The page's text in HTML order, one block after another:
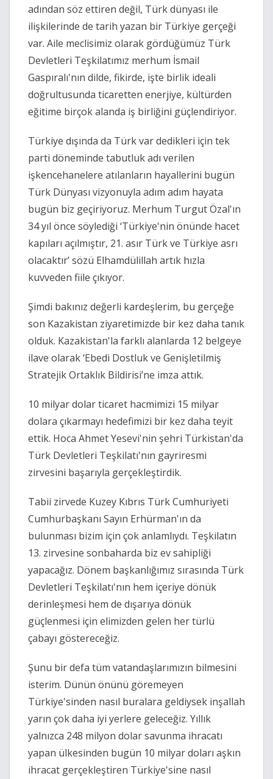
adından söz ettiren değil, Türk dünyası ile
ilişkilerinde de tarih yazan bir Türkiye gerçeği
var. Aile meclisimiz olarak gördüğümüz Türk
Devletleri Teşkilatımız merhum İsmail
Gaspıralı'nın dilde, fikirde, işte birlik ideali
doğrultusunda ticaretten enerjiye, kültürden
eğitime birçok alanda iş birliğini güçlendiriyor.
Türkiye dışında da Türk var dedikleri için tek
parti döneminde tabutluk adı verilen
işkencehanelere atılanların hayallerini bugün
Türk Dünyası vizyonuyla adım adım hayata
bugün biz geçiriyoruz. Merhum Turgut Özal'ın
34 yıl önce söylediği ‘Türkiye'nin önünde hacet
kapıları açılmıştır, 21. asır Türk ve Türkiye asrı
olacaktır’ sözü Elhamdülillah artık hızla
kuvveden fiile çıkıyor.
Şimdi bakınız değerli kardeşlerim, bu gerçeğe
son Kazakistan ziyaretimizde bir kez daha tanık
olduk. Kazakistan'la farklı alanlarda 12 belgeye
ilave olarak ‘Ebedi Dostluk ve Genişletilmiş
Stratejik Ortaklık Bildirisi’ne imza attık.
10 milyar dolar ticaret hacmimizi 15 milyar
dolara çıkarmayı hedefimizi bir kez daha teyit
ettik. Hoca Ahmet Yesevi'nin şehri Türkistan'da
Türk Devletleri Teşkilatı'nın gayriresmi
zirvesini başarıyla gerçekleştirdik.
Tabii zirvede Kuzey Kıbrıs Türk Cumhuriyeti
Cumhurbaşkanı Sayın Erhürman'ın da
bulunması bizim için çok anlamlıydı. Teşkilatın
13. zirvesine sonbaharda biz ev sahipliği
yapacağız. Dönem başkanlığımız sırasında Türk
Devletleri Teşkilatı'nın hem içeriye dönük
derinleşmesi hem de dışarıya dönük
güçlenmesi için elimizden gelen her türlü
çabayı göstereceğiz.
Şunu bir defa tüm vatandaşlarımızın bilmesini
isterim. Dünün önünü göremeyen
Türkiye'sinden nasıl buralara geldiysek inşallah
yarın çok daha iyi yerlere geleceğiz. Yıllık
yalnızca 248 milyon dolar savunma ihracatı
yapan ülkesinden bugün 10 milyar doları aşkın
ihracat gerçekleştiren Türkiye'sine nasıl